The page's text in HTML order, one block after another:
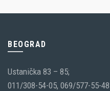
BEOGRAD
Ustanička 83 – 85;
011/308-54-05, 069/577-55-48